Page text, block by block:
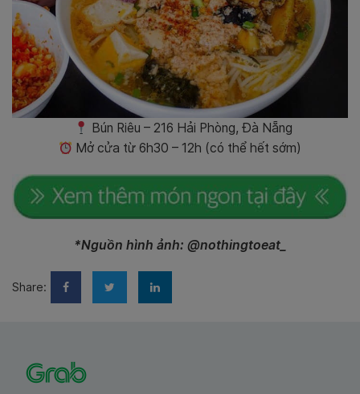
Bún Riêu – 216 Hải Phòng, Đà Nẵng
Mở cửa từ 6h30 – 12h (có thể hết sớm)
*Nguồn hình ảnh: @nothingtoeat_
Share: